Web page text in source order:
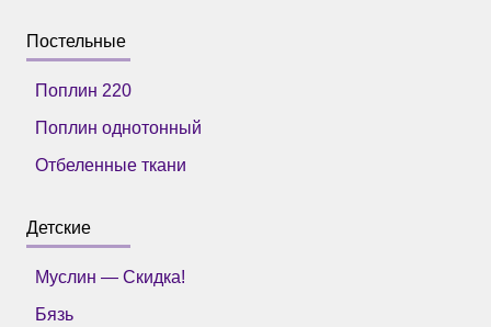
Постельные
Поплин 220
Поплин однотонный
Отбеленные ткани
Детские
Муслин — Скидка!
Бязь